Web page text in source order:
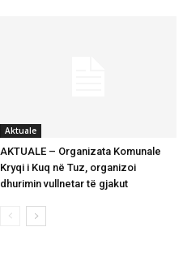
Aktuale
AKTUALE – Organizata Komunale
Kryqi i Kuq në Tuz, organizoi
dhurimin vullnetar të gjakut